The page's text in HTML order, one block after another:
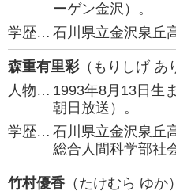
ーゲン金沢）。
学歴… 石川県立金沢泉丘
森重有里彩（もりしげ あ
人物… 1993年8月13日生
朝日放送）。
学歴… 石川県立金沢泉丘
総合人間科学部社
竹村優香 （たけむら ゆか）